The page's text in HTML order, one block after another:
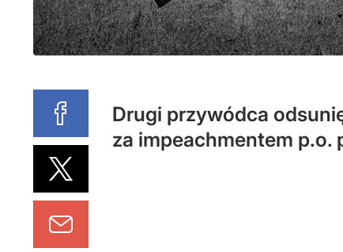
Drugi przywódca
za impeachmentem p.o.